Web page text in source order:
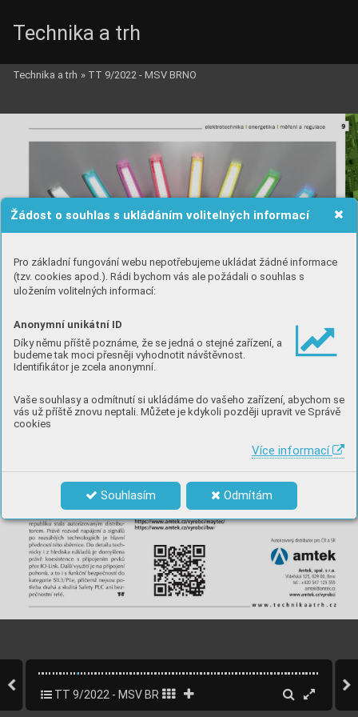
Žádost o souhlas s ukládáním volitelných informací
Pro základní fungování webu nepotřebujeme ukládat žádné informace
(tzv. cookies apod.). Rádi bychom vás ale požádali o souhlas s
uložením volitelných informací:
Anonymní unikátní ID
Díky němu příště poznáme, že se jedná o stejné zařízení, a
budeme tak moci přesněji vyhodnotit návštěvnost.
Identifikátor je zcela anonymní.
Vaše souhlasy a odmítnutí si ukládáme do vašeho zařízení, abychom se
vás už příště znovu neptali. Můžete je kdykoli později upravit ve Správě
cookies
Více informací
Souhlasím Odmítám
Technika a trh
Technika a trh » TT 9/2022 - MSV BRNO
TT 9/2022 - MSV BRNO 11